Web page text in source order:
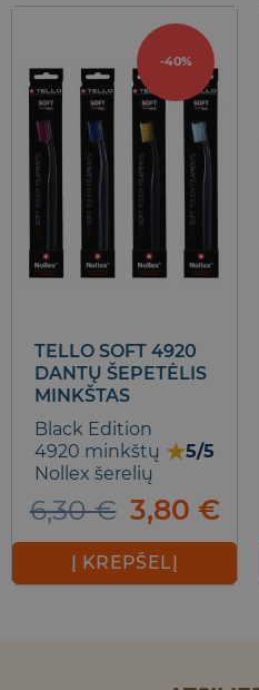
-40%
TELLO SOFT 4920
DANTŲ ŠEPETĖLIS
MINKŠTAS
Black Edition
4920 minkštų
Nollex šerelių
★5/5
6,30€ Original
price
was:
6,30 €.
3,80 €
Į KREPŠELĮ